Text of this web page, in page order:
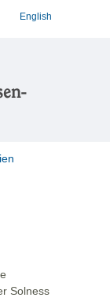
English
Solness